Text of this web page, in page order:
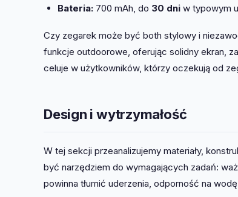
Bateria:700 mAh, do 30 dniw typowym
Czy zegarek może być both stylowy i
funkcje outdoorowe, oferując solidny ekran,
celuje w użytkowników, którzy oczekują od
Design i wytrzymałość
W tej sekcji przeanalizujemy materiały,
być narzędziem do wymagających zadań:
powinna tłumić uderzenia, odporność na